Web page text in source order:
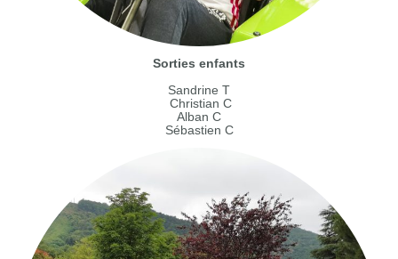
Sorties enfants
Sandrine T
Christian C
Alban C
Sébastien C